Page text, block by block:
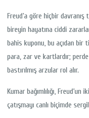
Freud’a göre hiçbir
bireyin hayatına ciddi
bahis kuponu, bu açıdan bir
para, zar ve kartlardır;
bastırılmış arzular rol alır.
Kumar bağımlılığı,
çatışmayı canlı biçimde